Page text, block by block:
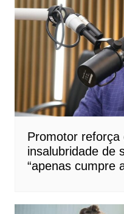
Promotor reforça
insalubridade de
“apenas cumpre